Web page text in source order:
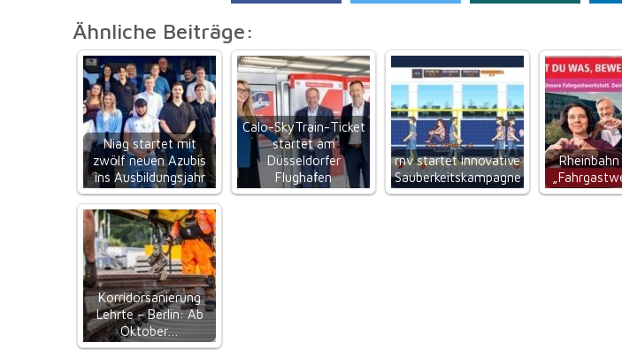
Ähnliche Beiträge:
Niag startet mit
zwölf neuen Azubis
ins Ausbildungsjahr
Calo-SkyTrain-Ticket
startet am
Düsseldorfer
Flughafen
rnv startet innovative
Sauberkeitskampagne
Korridorsanierung
Lehrte – Berlin: Ab
Oktober…